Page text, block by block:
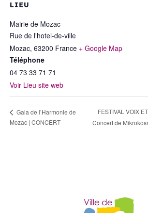
LIEU
Mairie de Mozac
Rue de l'hotel-de-ville
Mozac, 63200 France + Google Map
Téléphone
04 73 33 71 71
Voir Lieu site web
Gala de l’Harmonie de
Mozac | CONCERT
FESTIVAL VOIX
Concert de